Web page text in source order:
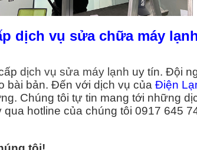
dịch vụ sửa chữa máy
dịch vụ sửa máy lạnh uy tín. Đội
bài bản. Đến với dịch vụ của Điện
Chúng tôi tự tin mang tới những
hotline của chúng tôi 0917 645